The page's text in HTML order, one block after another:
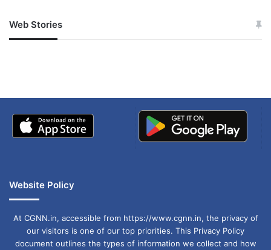
Web Stories
जम्मू-कश्मीर में बारिश से
अपडेट
खाई में धक्का… आरोपियों ने
Website Policy
At CGNN.in, accessible from https://www.cgnn.in, the privacy of
our visitors is one of our top priorities. This Privacy Policy
document outlines the types of information we collect and how